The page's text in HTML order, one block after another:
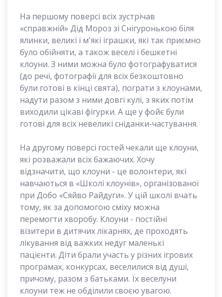
На першому поверсі всіх зустрічав
«справжній» Дід Мороз зі Снігуронькою біля
ялинки, великі і м'які іграшки, які так приємно
було обійняти, а також веселі і бешкетні
клоуни. З ними можна було фотографуватися
(до речі, фотографії для всіх безкоштовно
були готові в кінці свята), пограти з клоунами,
надути разом з ними довгі кулі, з яких потім
виходили цікаві фігурки. А ще у фойє були
готові для всіх невеликі сніданки-частування.
На другому поверсі гостей чекали ще клоуни,
які розважали всіх бажаючих. Хочу
відзначити, що клоуни - це волонтери, які
навчаються в «Школі клоунів», організованої
при Добо «Сяйво Райдуги». У цій школі вчать
тому, як за допомогою сміху можна
перемогти хворобу. Клоуни - постійні
візитери в дитячих лікарнях, де проходять
лікування від важких недуг маленькі
пацієнти. Діти брали участь у різних ігрових
програмах, конкурсах, веселилися від душі,
причому, разом з батьками. Їх веселуни
клоуни теж не обділили своєю увагою.